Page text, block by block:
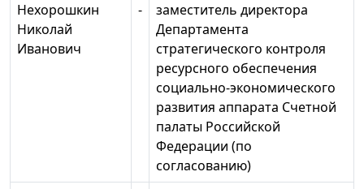
Нехорошкин
Николай
Иванович
-
заместитель директора
Департамента
стратегического контроля
ресурсного обеспечения
социально-экономического
развития аппарата Счетной
палаты Российской
Федерации (по
согласованию)